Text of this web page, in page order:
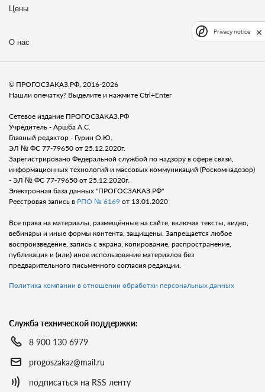
Цены
О нас
© ПРОГОСЗАКАЗ.РФ, 2016-2026
Нашли опечатку? Выделите и нажмите Ctrl+Enter
Сетевое издание ПРОГОСЗАКАЗ.РФ
Учредитель - Аршба А.С.
Главный редактор - Гурин О.Ю.
ЭЛ № ФС 77-79650 от 25.12.2020г.
Зарегистрировано Федеральной службой по надзору в сфере связи,
информационных технологий и массовых коммуникаций (Роскомнадозор)
- ЭЛ № ФС 77-79650 от 25.12.2020г.
Электронная база данных "ПРОГОСЗАКАЗ.РФ"
Реестровая запись в РПО № 6169 от 13.01.2020
Все права на материалы, размещённые на сайте, включая тексты, видео,
вебинары и иные формы контента, защищены. Запрещается любое
воспроизведение, запись с экрана, копирование, распространение,
публикация и (или) иное использование материалов без
предварительного письменного согласия редакции.
Политика компании в отношении обработки персональных данных
Служба технической поддержки:
8 900 130 6979
progoszakaz@mail.ru
подписаться на RSS ленту
Privacy notice